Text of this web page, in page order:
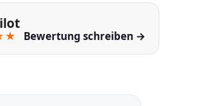
Bewertung schreiben →